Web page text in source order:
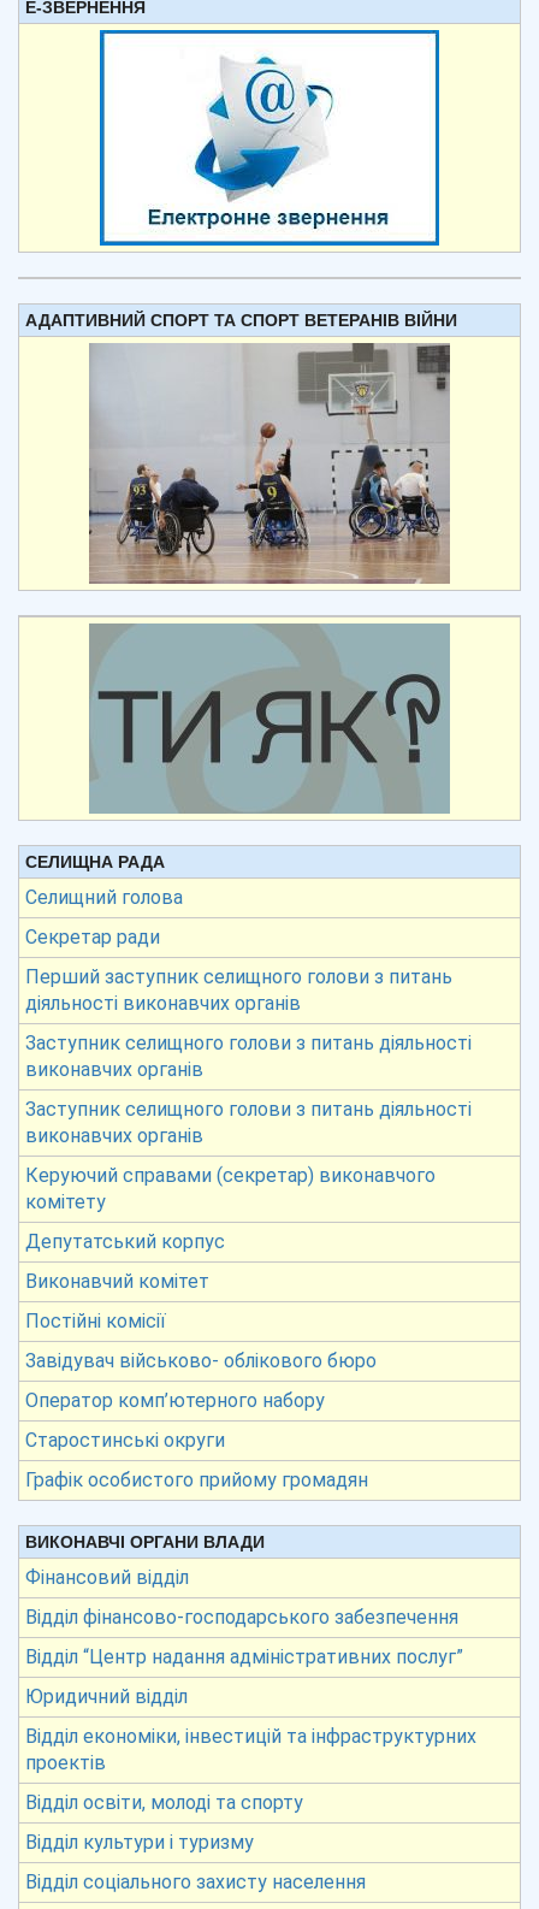
Е-ЗВЕРНЕННЯ
АДАПТИВНИЙ СПОРТ ТА СПОРТ ВЕТЕРАНІВ ВІЙНИ
СЕЛИЩНА РАДА
Селищний голова
Секретар ради
Перший заступник селищного голови з питань
діяльності виконавчих органів
Заступник селищного голови з питань діяльності
виконавчих органів
Заступник селищного голови з питань діяльності
виконавчих органів
Керуючий справами (секретар) виконавчого
комітету
Депутатський корпус
Виконавчий комітет
Постійні комісії
Завідувач військово- облікового бюро
Оператор комп’ютерного набору
Старостинські округи
Графік особистого прийому громадян
ВИКОНАВЧІ ОРГАНИ ВЛАДИ
Фінансовий відділ
Відділ фінансово-господарського забезпечення
Відділ “Центр надання адміністративних послуг”
Юридичний відділ
Відділ економіки, інвестицій та інфраструктурних
проектів
Відділ освіти, молоді та спорту
Відділ культури і туризму
Відділ соціального захисту населення